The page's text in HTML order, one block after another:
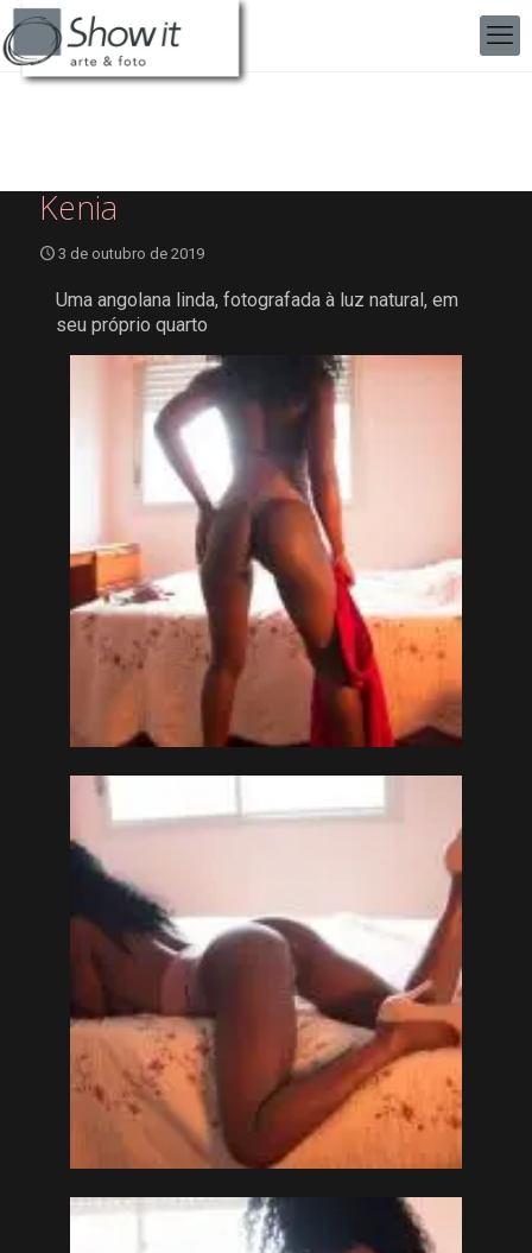
Kenia
3 de outubro de 2019
Uma angolana linda, fotografada à luz natural, em
seu próprio quarto